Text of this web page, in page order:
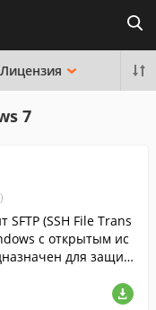
Лицензия
7
SFTP (SSH File Trans
с открытым ис
для защи